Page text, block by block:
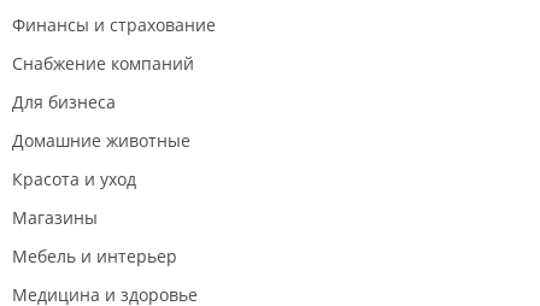
Финансы и страхование
Снабжение компаний
Для бизнеса
Домашние животные
Красота и уход
Магазины
Мебель и интерьер
Медицина и здоровье